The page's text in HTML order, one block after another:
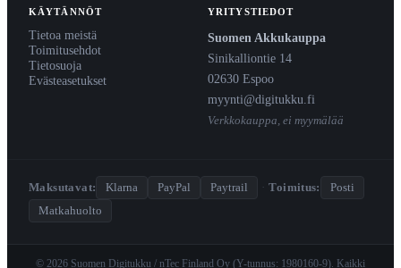
KÄYTÄNNÖT
Tietoa meistä
Toimitusehdot
Tietosuoja
Evästeasetukset
YRITYSTIEDOT
Suomen Akkukauppa
Sinikalliontie 14
02630 Espoo
myynti@digitukku.fi
Verkkokauppa, ei myymälää
Maksutavat: Klarna PayPal Paytrail · Toimitus:
Posti
Matkahuolto
© 2026 Suomen Digitukku / nTec Finland Oy (Y-tunnus: 1980160-9). Kaikki